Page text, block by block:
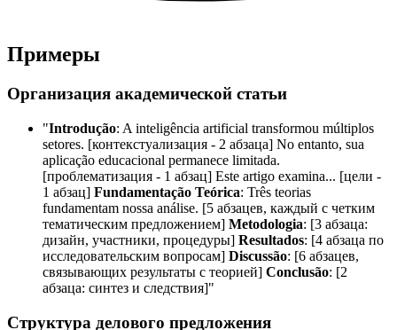
Примеры
Организация академической статьи
"Introdução: A inteligência artificial transformou múltiplos
setores. [контекстуализация - 2 абзаца] No entanto, sua
aplicação educacional permanece limitada.
[проблематизация - 1 абзац] Este artigo examina... [цели -
1 абзац] Fundamentação Teórica: Três teorias
fundamentam nossa análise. [5 абзацев, каждый с четким
тематическим предложением] Metodologia: [3 абзаца:
дизайн, участники, процедуры] Resultados: [4 абзаца по
исследовательским вопросам] Discussão: [6 абзацев,
связывающих результаты с теорией] Conclusão: [2
абзаца: синтез и следствия]"
Структура делового предложения